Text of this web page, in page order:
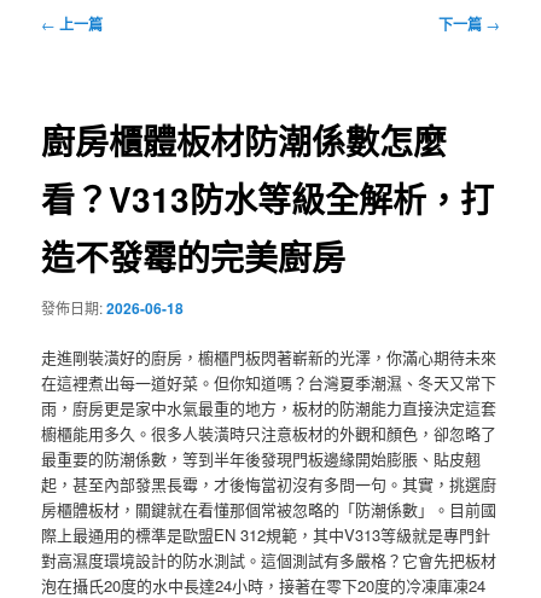
文
← 上一篇 下一篇 →
廚房櫃體板材防潮係數怎麼
看？V313防水等級全解析，打
造不發霉的完美廚房
發佈日期:2026-06-18
走進剛裝潢好的廚房，櫥櫃門板閃著嶄新的光澤，你滿心期待未來
在這裡煮出每一道好菜。但你知道嗎？台灣夏季潮濕、冬天又常下
雨，廚房更是家中水氣最重的地方，板材的防潮能力直接決定這套
櫥櫃能用多久。很多人裝潢時只注意板材的外觀和顏色，卻忽略了
最重要的防潮係數，等到半年後發現門板邊緣開始膨脹、貼皮翹
起，甚至內部發黑長霉，才後悔當初沒有多問一句。其實，挑選廚
房櫃體板材，關鍵就在看懂那個常被忽略的「防潮係數」。目前國
際上最通用的標準是歐盟EN 312規範，其中V313等級就是專門針
對高濕度環境設計的防水測試。這個測試有多嚴格？它會先把板材
泡在攝氏20度的水中長達24小時，接著在零下20度的冷凍庫凍24